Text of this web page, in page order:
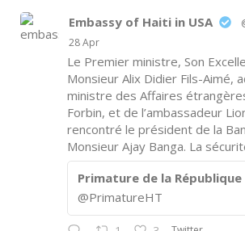
Embassy of Haiti in USA
28 Apr
Le Premier ministre, Son
Monsieur Alix Didier Fils-Aimé,
ministre des Affaires
Forbin, et de l’ambassadeur
rencontré le président de la
Monsieur Ajay Banga. La
Primature de la République
@PrimatureHT